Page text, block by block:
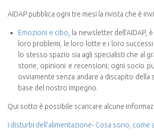
AIDAP pubblica ogni tre mesi la rivista che è
Emozioni e cibo , la newsletter
loro problemi, le loro lotte e i loro
lo stesso spazio sia agli specialisti che al
storie, opinioni e recensioni; ogni socio
ovviamente senza andare a discapito
base del nostro impegno.
Qui sotto è possibile scaricare alcune
I disturbi dell’alimentazione- Cosa sono, come